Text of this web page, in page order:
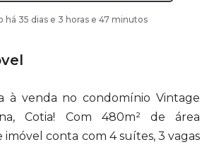
há 35 dias e 3 horas e 47 minutos
à venda no condomínio Vintage
Cotia! Com 480m² de área
imóvel conta com 4 suítes, 3 vagas